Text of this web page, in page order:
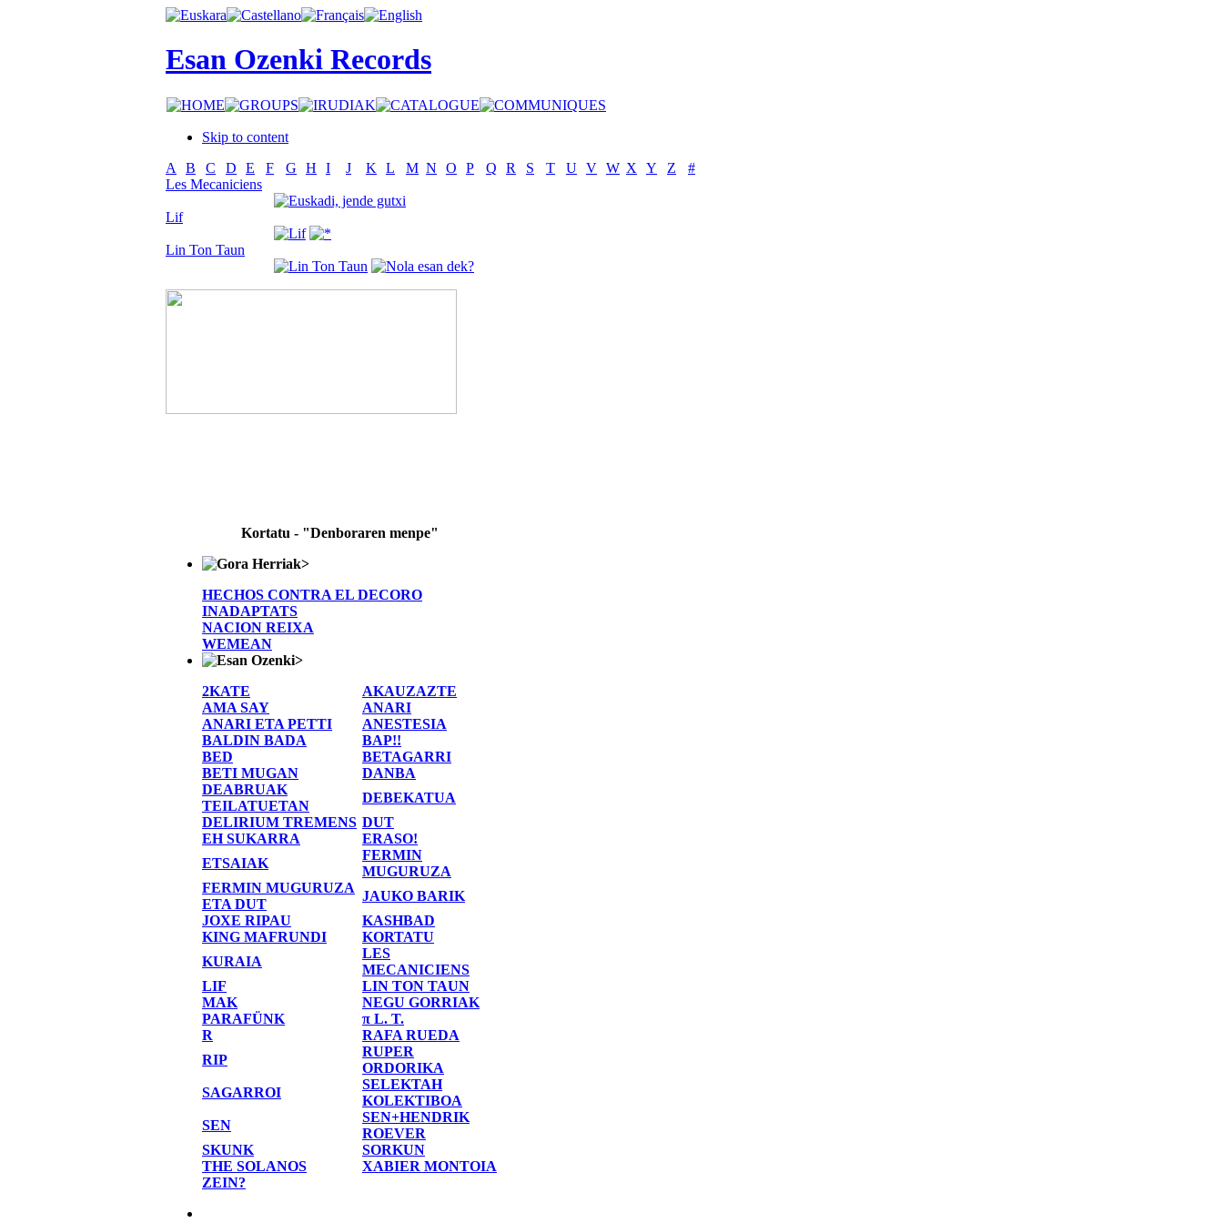
Esan Ozenki Records
Skip to content
A
B C D E F G H I J K L M N O P Q R S T U V W X Y Z
#
Les Mecaniciens
Lif
Lin Ton Taun
Kortatu - "Denboraren menpe"
>
HECHOS CONTRA EL DECORO
INADAPTATS
NACION REIXA
WEMEAN
>
2KATE
AKAUZAZTE
AMA SAY
ANARI
ANARI ETA PETTI
ANESTESIA
BALDIN BADA
BAP!!
BED
BETAGARRI
BETI MUGAN
DANBA
DEABRUAK
TEILATUETAN
DEBEKATUA
DELIRIUM TREMENS DUT
EH SUKARRA
ERASO!
ETSAIAK
FERMIN
MUGURUZA
FERMIN MUGURUZA
ETA DUT
JAUKO BARIK
JOXE RIPAU
KASHBAD
KING MAFRUNDI
KORTATU
KURAIA
LES
MECANICIENS
LIF
LIN TON TAUN
MAK
NEGU GORRIAK
PARAFÜNK
π L. T.
R
RAFA RUEDA
RIP
RUPER
ORDORIKA
SAGARROI
SELEKTAH
KOLEKTIBOA
SEN
SEN+HENDRIK
ROEVER
SKUNK
SORKUN
THE SOLANOS
XABIER MONTOIA
ZEIN?